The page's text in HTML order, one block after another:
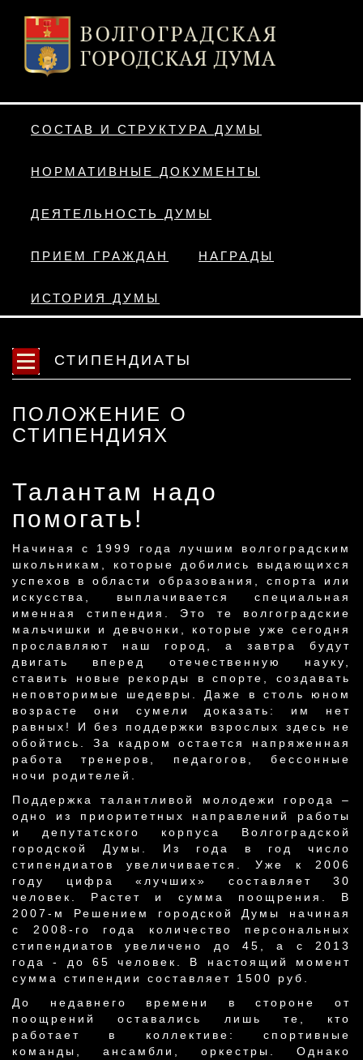
СОСТАВ И СТРУКТУРА ДУМЫ
НОРМАТИВНЫЕ ДОКУМЕНТЫ
ДЕЯТЕЛЬНОСТЬ ДУМЫ
ПРИЕМ ГРАЖДАН НАГРАДЫ
ИСТОРИЯ ДУМЫ
СТИПЕНДИАТЫ
ПОЛОЖЕНИЕ О
СТИПЕНДИЯХ
Талантам надо
помогать!
Начиная с 1999 года лучшим волгоградским
школьникам, которые добились выдающихся
успехов в области образования, спорта или
искусства, выплачивается специальная
именная стипендия. Это те волгоградские
мальчишки и девчонки, которые уже сегодня
прославляют наш город, а завтра будут
двигать вперед отечественную науку,
ставить новые рекорды в спорте, создавать
неповторимые шедевры. Даже в столь юном
возрасте они сумели доказать: им нет
равных! И без поддержки взрослых здесь не
обойтись. За кадром остается напряженная
работа тренеров, педагогов, бессонные
ночи родителей.
Поддержка талантливой молодежи города –
одно из приоритетных направлений работы
и депутатского корпуса Волгоградской
городской Думы. Из года в год число
стипендиатов увеличивается. Уже к 2006
году цифра «лучших» составляет 30
человек. Растет и сумма поощрения. В
2007-м Решением городской Думы начиная
с 2008-го года количество персональных
стипендиатов увеличено до 45, а с 2013
года - до 65 человек. В настоящий момент
сумма стипендии составляет 1500 руб.
До недавнего времени в стороне от
поощрений оставались лишь те, кто
работает в коллективе: спортивные
команды, ансамбли, оркестры. Однако